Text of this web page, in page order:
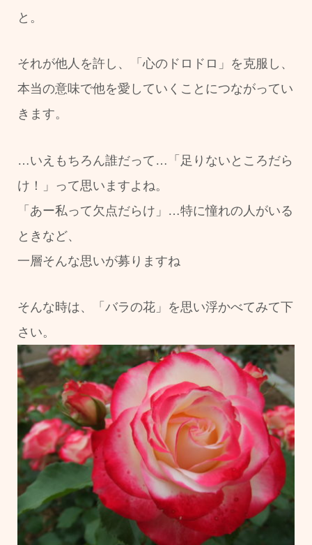
と。
それが他人を許し、「心のドロドロ」を克服し、
本当の意味で他を愛していくことにつながってい
きます。
…いえもちろん誰だって…「足りないところだら
け！」って思いますよね。
「あー私って欠点だらけ」…特に憧れの人がいる
ときなど、
一層そんな思いが募りますね
そんな時は、「バラの花」を思い浮かべてみて下
さい。